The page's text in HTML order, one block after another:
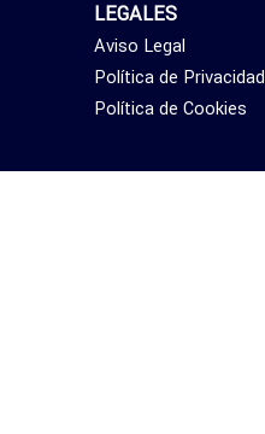
LEGALES
Aviso Legal
Política de Privacidad
Política de Cookies